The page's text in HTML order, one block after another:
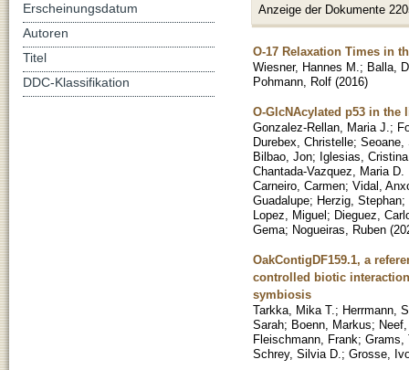
Anzeige der Dokumente
O-17 Relaxation Times in
Wiesner, Hannes M. ; Balla,
Pohmann, Rolf (2016)
O-GlcNAcylated p53 in
Gonzalez-Rellan, Maria J. ;
Durebex, Christelle; Seoane,
Bilbao, Jon; Iglesias, Cristina
Chantada-Vazquez, Maria D.
Carneiro, Carmen; Vidal,
Guadalupe; Herzig, Stephan;
Lopez, Miguel; Dieguez,
Gema; Nogueiras, Ruben (
OakContigDF159.1, a
controlled biotic
symbiosis
Tarkka, Mika T. ; Herrmann,
Sarah; Boenn, Markus;
Fleischmann, Frank; Grams,
Schrey, Silvia D. ; Grosse,
Erscheinungsdatum
Autoren
Titel
DDC-Klassifikation